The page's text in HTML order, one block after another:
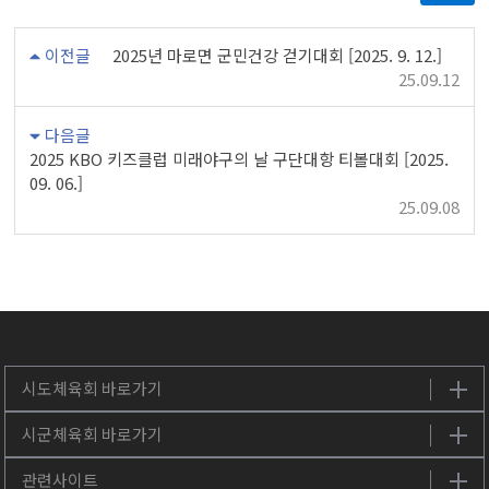
이전글
2025년 마로면 군민건강 걷기대회 [2025. 9. 12.]
25.09.12
다음글
2025 KBO 키즈클럽 미래야구의 날 구단대항 티볼대회 [2025.
09. 06.]
25.09.08